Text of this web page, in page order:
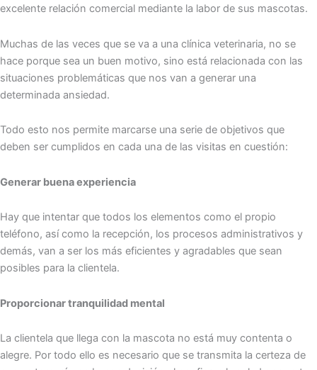
excelente relación comercial mediante la labor de sus mascotas.
Muchas de las veces que se va a una clínica veterinaria, no se
hace porque sea un buen motivo, sino está relacionada con las
situaciones problemáticas que nos van a generar una
determinada ansiedad.
Todo esto nos permite marcarse una serie de objetivos que
deben ser cumplidos en cada una de las visitas en cuestión:
Generar buena experiencia
Hay que intentar que todos los elementos como el propio
teléfono, así como la recepción, los procesos administrativos y
demás, van a ser los más eficientes y agradables que sean
posibles para la clientela.
Proporcionar tranquilidad mental
La clientela que llega con la mascota no está muy contenta o
alegre. Por todo ello es necesario que se transmita la certeza de